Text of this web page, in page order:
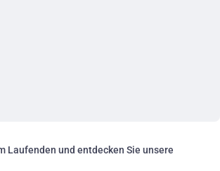
Laufenden und entdecken Sie unsere